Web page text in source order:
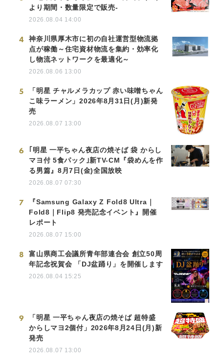
より期間・数量限定で販売-
2026.08.04 14:00
4
神奈川県厚木市に初の自社運営型物流拠
点が稼働～住宅資材物流を集約・効率化
し物流ネットワークを最適化～
2026.08.06 13:00
5
「明星 チャルメラカップ 赤い味噌ちゃん
こ味ラーメン」2026年8月31日(月)新発
売
2026.08.07 13:00
6
｢明星 一平ちゃん夜店の焼そば 袋 からし
マヨ付 5食パック｣新TV-CM『袋めんを作
る男篇』8月7日(金)全国放映
2026.08.07 07:30
7
『Samsung Galaxy Z Fold8 Ultra｜
Fold8｜Flip8 発売記念イベント』開催
レポート
2026.08.07 15:00
8
富山県商工会議所青年部連合会 創立50周
年記念祝賀会 「DJ盆踊り」を開催します
2026.08.04 15:25
9
「明星 一平ちゃん夜店の焼そば 超特盛
からしマヨ2個付」2026年8月24日(月)新
発売
2026.08.07 13:00